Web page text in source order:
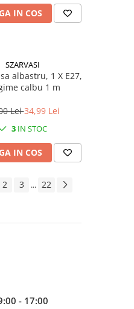
IN COS
SZARVASI
albastru, 1 X E27,
calbu 1 m
Lei34,99 Lei
3IN STOC
IN COS
2 3 ... 22
- 17:00